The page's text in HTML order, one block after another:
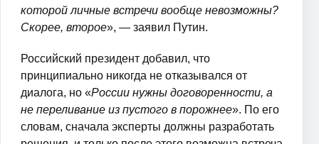
которой личные встречи вообще невозможны?
Скорее, второе», — заявил Путин.
Российский президент добавил, что
принципиально никогда не отказывался от
диалога, но «России нужны договоренности, а
не переливание из пустого в порожнее». По его
словам, сначала эксперты должны разработать